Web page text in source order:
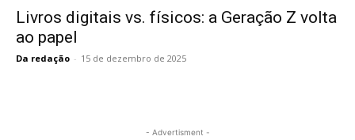
Livros digitais vs. físicos: a Geração Z volta
ao papel
Da redação - 15 de dezembro de 2025
- Advertisment -